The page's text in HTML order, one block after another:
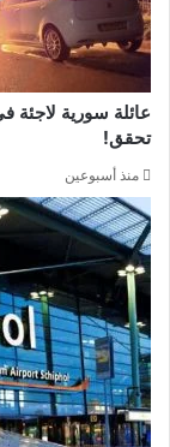
عائلة سورية لاجئة
تحقق!
منذ أسبوعين